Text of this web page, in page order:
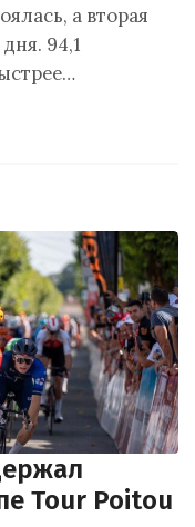
а вторая
94,1
Tour Poitou